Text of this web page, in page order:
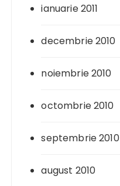
ianuarie 2011
decembrie 2010
noiembrie 2010
octombrie 2010
septembrie 2010
august 2010